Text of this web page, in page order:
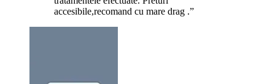
accesibile,recomand cu mare drag .”